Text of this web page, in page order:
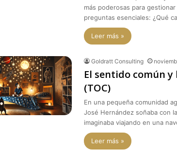
más poderosas para
preguntas esenciales: ¿Qué
Leer más »
Goldratt Consulting
El sentido común
(TOC)
En una pequeña comunidad
José Hernández soñaba con
imaginaba viajando en una
Leer más »